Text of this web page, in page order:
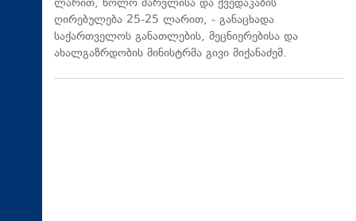
ღირებულება 25-25 ლარით, - განაცხადა
საქართველოს განათლების, მეცნიერებისა და
ახალგაზრდობის მინისტრმა გივი მიქანაძემ.